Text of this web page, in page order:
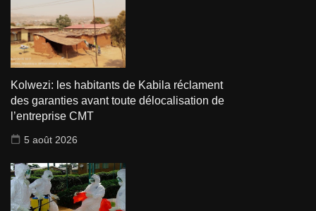
Kolwezi: les habitants de Kabila réclament
des garanties avant toute délocalisation de
l’entreprise CMT
5 août 2026